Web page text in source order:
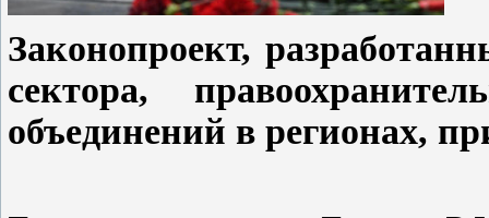
Законопроект,
сектора,
объединений в регионах,